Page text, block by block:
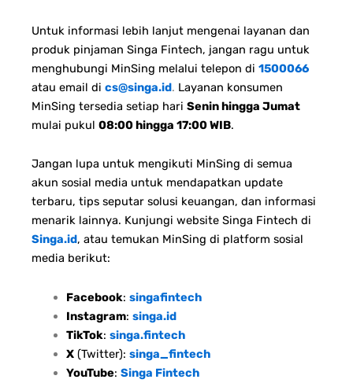
Untuk informasi lebih lanjut mengenai layanan dan
produk pinjaman Singa Fintech, jangan ragu untuk
menghubungi MinSing melalui telepon di 1500066
atau email di cs@singa.id. Layanan konsumen
MinSing tersedia setiap hari Senin hingga Jumat
mulai pukul 08:00 hingga 17:00 WIB.
Jangan lupa untuk mengikuti MinSing di semua
akun sosial media untuk mendapatkan update
terbaru, tips seputar solusi keuangan, dan informasi
menarik lainnya. Kunjungi website Singa Fintech di
Singa.id, atau temukan MinSing di platform sosial
media berikut:
Facebook: singafintech
Instagram: singa.id
TikTok: singa.fintech
X(Twitter): singa_fintech
YouTube: Singa Fintech